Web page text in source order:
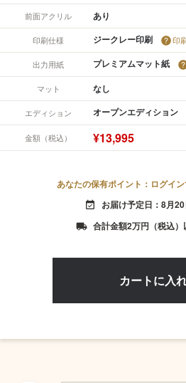
前面アクリル あり
印刷仕様 ジークレー印刷 印
出力用紙 プレミアムマット紙
マット なし
エディション オープンエディション
金額（税込） ¥13,995
あなたの保有ポイント：ログイ
event_available お届け予定日：8月
local_shipping 合計金額2万円（税込